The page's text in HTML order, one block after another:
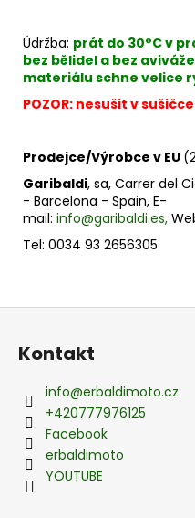
Údržba: prát do 30°C v
bez bělidel a bez
materiálu schne velice
POZOR: nesušit v
Prodejce/Výrobce v EU
Garibaldi, sa, Carrer del
- Barcelona - Spain, E-
mail: info@garibaldi.es,
Tel: 0034 93 2656305
Z
Kontakt
info@erbaldimoto.cz
+420777976125
Facebook
erbaldimoto
YOUTUBE